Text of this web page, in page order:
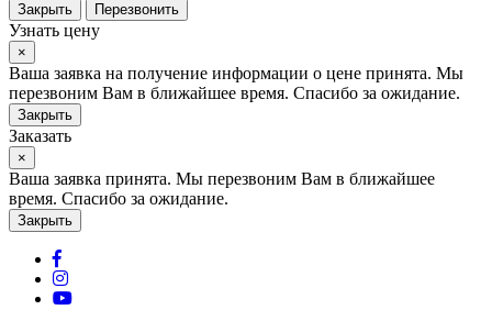
Закрыть Перезвонить
Узнать цену
×
Ваша заявка на получение информации о цене принята. Мы
перезвоним Вам в ближайшее время. Спасибо за ожидание.
Закрыть
Заказать
×
Ваша заявка принята. Мы перезвоним Вам в ближайшее
время. Спасибо за ожидание.
Закрыть